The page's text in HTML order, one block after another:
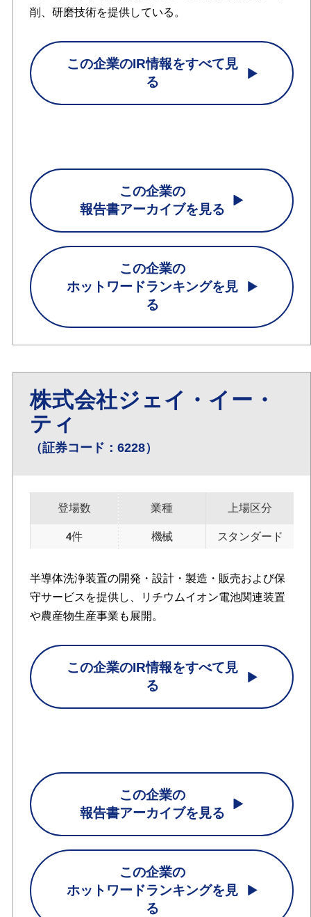
削、研磨技術を提供している。
この企業のIR情報をすべて見
る
この企業の
報告書アーカイブを見る
この企業の
ホットワードランキングを見
る
株式会社ジェイ・イー・
ティ
（証券コード：6228）
登場数
4件
業種
機械
上場区分
スタンダード
半導体洗浄装置の開発・設計・製造・販売および保
守サービスを提供し、リチウムイオン電池関連装置
や農産物生産事業も展開。
この企業のIR情報をすべて見
る
この企業の
報告書アーカイブを見る
この企業の
ホットワードランキングを見
る